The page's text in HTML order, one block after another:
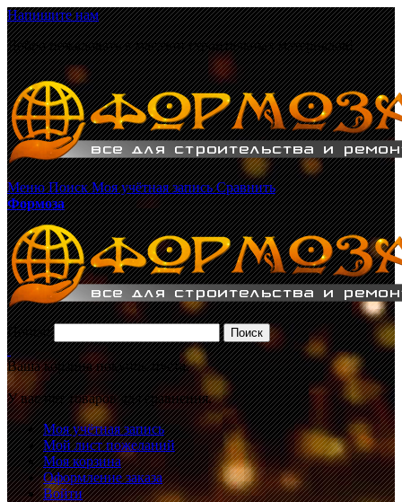
Напишите нам
Добро пожаловать в магазин строительных материалов!
Меню Поиск Моя учётная запись Сравнить
Формоза
Поиск: Поиск
Ваша корзина покупок пуста.
У вас нет товаров для сравнения.
Моя учётная запись
Мой лист пожеланий
Моя корзина
Оформление заказа
Войти